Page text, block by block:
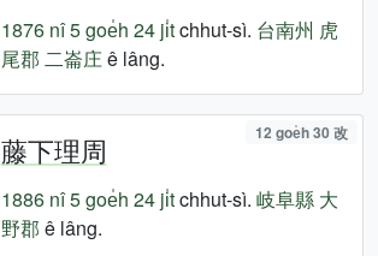
1876 nî5 goe̍h 24 ji̍tchhut-sì. 台南州 虎
尾郡 二崙庄ê lâng.
藤下理周 12 goe̍h 30 改
1886 nî5 goe̍h 24 ji̍tchhut-sì. 岐阜縣 大
野郡 ê lâng.